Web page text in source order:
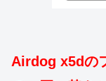
Airdog x5dの